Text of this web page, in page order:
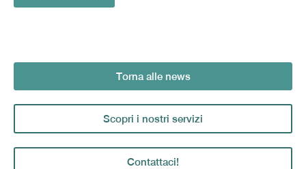
Torna alle news
Scopri i nostri servizi
Contattaci!